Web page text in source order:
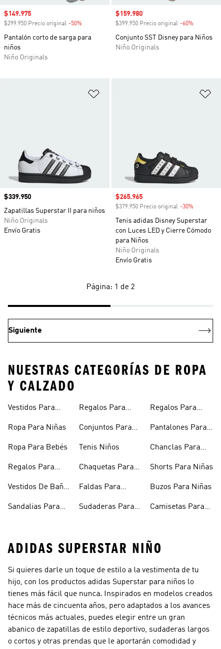
Precio de venta
$149.975
$299.950 Precio original -50%
Pantalón corto de sarga para
niños
Niño Originals
Precio de venta
$159.980
$399.950 Precio original -60%
Conjunto SST Disney para Niños
Niño Originals
Precio
$339.950
Zapatillas Superstar II para niños
Niño Originals
Envío Gratis
Precio de venta
$265.965
$379.950 Precio original -30%
Tenis adidas Disney Superstar
con Luces LED y Cierre Cómodo
para Niños
Niño Originals
Envío Gratis
Página: 1 de 2
Siguiente
NUESTRAS CATEGORÍAS DE ROPA
Y CALZADO
Vestidos Para
Ropa Para Niñas
Ropa Para Bebés
Regalos Para
Vestidos De Baño
Sandalias Para
Regalos Para
Conjuntos Para
Tenis Niños
Chaquetas Para
Faldas Para
Sudaderas Para
Regalos Para
Pantalones Para
Chanclas Para
Shorts Para Niñas
Buzos Para Niñas
Camisetas Para
ADIDAS SUPERSTAR NIÑO
Si quieres darle un toque de estilo a la vestimenta de tu
hijo, con los productos adidas Superstar para niños lo
tienes más fácil que nunca. Inspirados en modelos creados
hace más de cincuenta años, pero adaptados a los avances
técnicos más actuales, puedes elegir entre un gran
abanico de zapatillas de estilo deportivo, sudaderas largos
o cortos y otras prendas que le aportarán comodidad y